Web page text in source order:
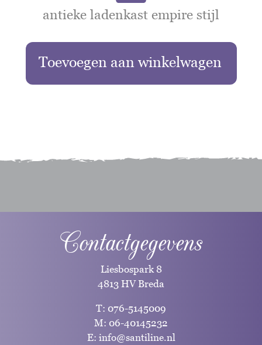
antieke ladenkast empire stijl
Toevoegen aan winkelwagen
Contactgegevens
Liesbospark 8
4813 HV Breda
T: 076-5145009
M: 06-40145232
E: info@santiline.nl